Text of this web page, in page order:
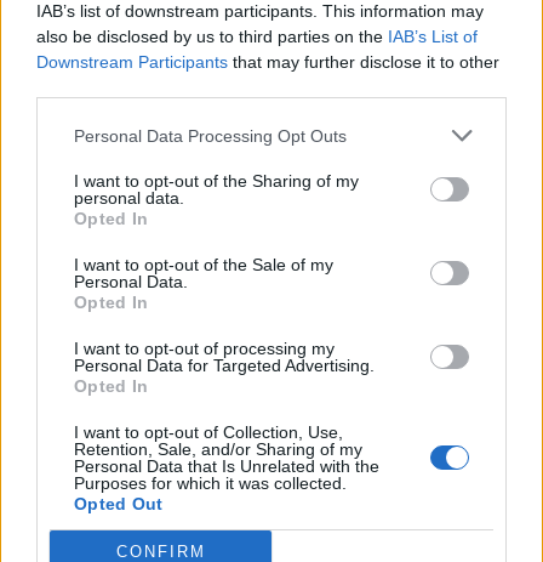
IAB’s list of downstream participants. This information may
also be disclosed by us to third parties on the IAB’s List of
Downstream Participants that may further disclose it to other
Personal Data Processing Opt Outs
I want to opt-out of the Sharing of my
personal data.
Opted In
I want to opt-out of the Sale of my
Personal Data.
Opted In
I want to opt-out of processing my
Personal Data for Targeted Advertising.
Opted In
I want to opt-out of Collection, Use,
Retention, Sale, and/or Sharing of my
Personal Data that Is Unrelated with the
Purposes for which it was collected.
Opted Out
CONFIRM
a szolgáltatás részletei »
EVELIN
Budapest - Magyarország
Kutyaszitter
a szolgáltatás részletei »
NÓRA